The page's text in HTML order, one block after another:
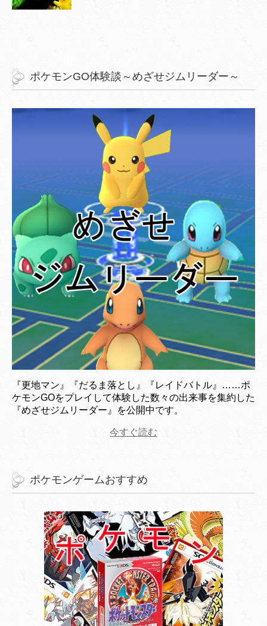
ポケモンGO体験談～めざせジムリーダー～
『更地マン』『だるま落とし』『レイドバトル』……ポ
ケモンGOをプレイして体験した数々の出来事を集約した
『めざせジムリーダー』を公開中です。
今すぐ読む
ポケモンゲームおすすめ